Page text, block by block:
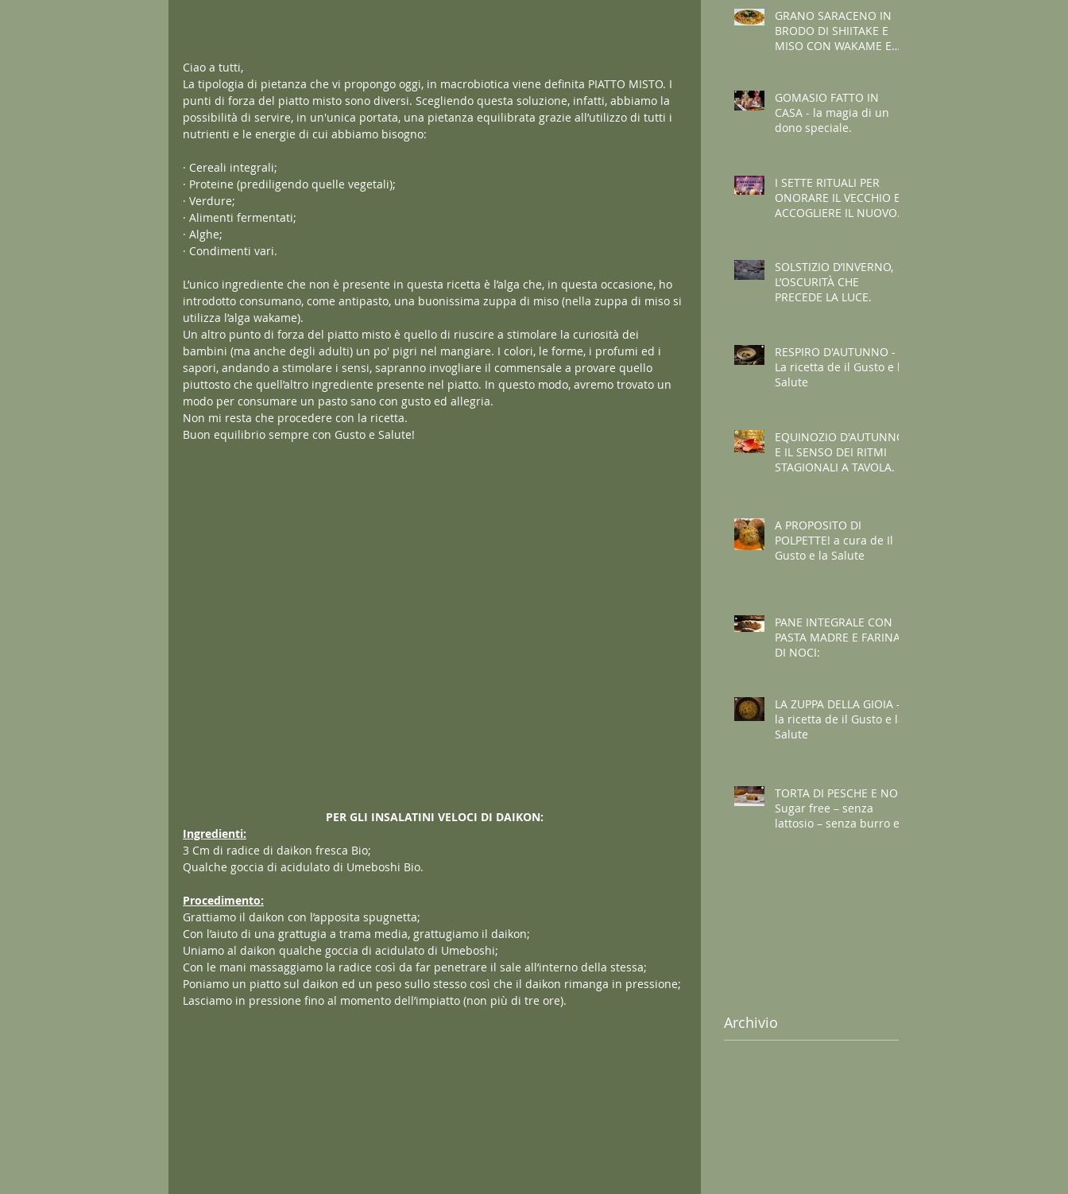
Ciao a tutti,
La tipologia di pietanza che vi propongo oggi, in macrobiotica viene definita PIATTO MISTO. I
punti di forza del piatto misto sono diversi. Scegliendo questa soluzione, infatti, abbiamo la
possibilità di servire, in un'unica portata, una pietanza equilibrata grazie all’utilizzo di tutti i
nutrienti e le energie di cui abbiamo bisogno:
· Cereali integrali;
· Proteine (prediligendo quelle vegetali);
· Verdure;
· Alimenti fermentati;
· Alghe;
· Condimenti vari.
L’unico ingrediente che non è presente in questa ricetta è l’alga che, in questa occasione, ho
introdotto consumano, come antipasto, una buonissima zuppa di miso (nella zuppa di miso si
utilizza l’alga wakame).
Un altro punto di forza del piatto misto è quello di riuscire a stimolare la curiosità dei
bambini (ma anche degli adulti) un po' pigri nel mangiare. I colori, le forme, i profumi ed i
sapori, andando a stimolare i sensi, sapranno invogliare il commensale a provare quello
piuttosto che quell’altro ingrediente presente nel piatto. In questo modo, avremo trovato un
modo per consumare un pasto sano con gusto ed allegria.
Non mi resta che procedere con la ricetta.
Buon equilibrio sempre con Gusto e Salute!
PER GLI INSALATINI VELOCI DI DAIKON:
Ingredienti:
3 Cm di radice di daikon fresca Bio;
Qualche goccia di acidulato di Umeboshi Bio.
Procedimento:
Grattiamo il daikon con l’apposita spugnetta;
Con l’aiuto di una grattugia a trama media, grattugiamo il daikon;
Uniamo al daikon qualche goccia di acidulato di Umeboshi;
Con le mani massaggiamo la radice così da far penetrare il sale all’interno della stessa;
Poniamo un piatto sul daikon ed un peso sullo stesso così che il daikon rimanga in pressione;
Lasciamo in pressione fino al momento dell’impiatto (non più di tre ore).
GRANO SARACENO IN
BRODO DI SHIITAKE E
MISO CON WAKAME E
GOMASIO FATTO IN
CASA - la magia di un
dono speciale.
I SETTE RITUALI PER
ONORARE IL VECCHIO E
ACCOGLIERE IL NUOVO -
SOLSTIZIO D’INVERNO,
L’OSCURITÀ CHE
PRECEDE LA LUCE.
RESPIRO D'AUTUNNO -
La ricetta de il Gusto e la
Salute
EQUINOZIO D'AUTUNNO
E IL SENSO DEI RITMI
STAGIONALI A TAVOLA.
A PROPOSITO DI
POLPETTE! a cura de Il
Gusto e la Salute
PANE INTEGRALE CON
PASTA MADRE E FARINA
DI NOCI:
LA ZUPPA DELLA GIOIA -
la ricetta de il Gusto e la
Salute
TORTA DI PESCHE E NOCI
Sugar free – senza
lattosio – senza burro e
Archivio